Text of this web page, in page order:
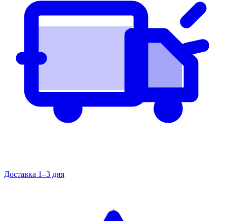
Доставка 1–3 дня